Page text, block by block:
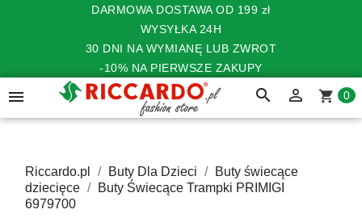
DARMOWA DOSTAWA OD 199 zł
WYSYŁKA 24H
30 DNI NA WYMIANĘ LUB ZWROT
-10% NA PIERWSZE ZAKUPY
 search  shopping_cart 0
Riccardo.pl Buty Dla Dzieci
Buty świecące
dziecięce
Buty Świecące Trampki PRIMIGI
6979700